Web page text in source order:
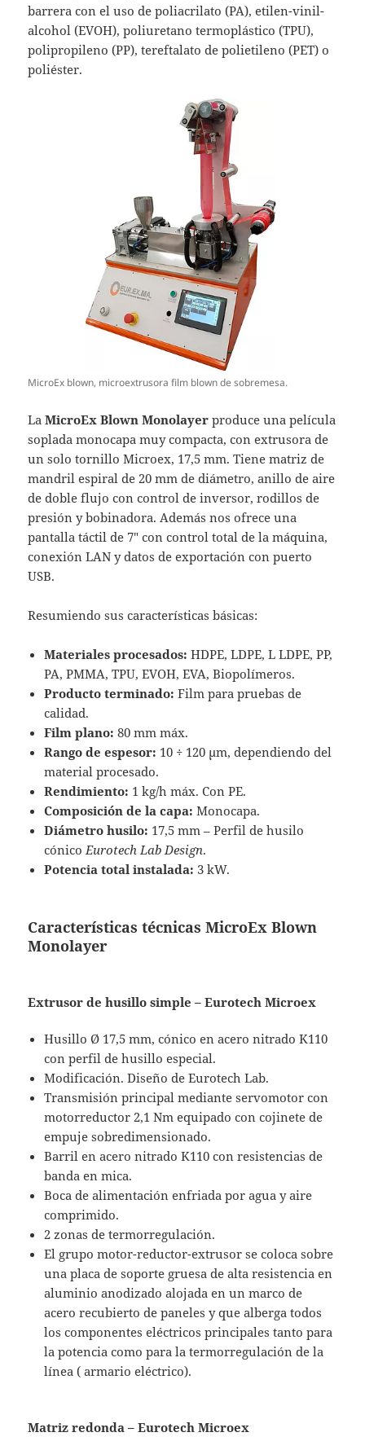
barrera con el uso de poliacrilato (PA), etilen-vinil-
alcohol (EVOH), poliuretano termoplástico (TPU),
polipropileno (PP), tereftalato de polietileno (PET) o
poliéster.
MicroEx blown, microextrusora film blown de sobremesa.
LaMicroEx Blown Monolayer produce una película
soplada monocapa muy compacta, con extrusora de
un solo tornillo Microex, 17,5 mm. Tiene matriz de
mandril espiral de 20 mm de diámetro, anillo de aire
de doble flujo con control de inversor, rodillos de
presión y bobinadora. Además nos ofrece una
pantalla táctil de 7″ con control total de la máquina,
conexión LAN y datos de exportación con puerto
USB.
Resumiendo sus características básicas:
Materiales procesados: HDPE, LDPE, L LDPE, PP,
PA, PMMA, TPU, EVOH, EVA,Biopolímeros.
Producto terminado: Film para pruebas de
calidad.
Film plano: 80 mm máx.
Rango de espesor: 10 ÷ 120 μm, dependiendo del
material procesado.
Rendimiento: 1 kg/h máx. Con PE.
Composición de la capa: Monocapa.
Diámetro husilo: 17,5 mm – Perfil de husilo
cónicoEurotech Lab Design.
Potencia total instalada: 3 kW.
Características técnicas MicroEx Blown
Monolayer
Extrusor de husillo simple – Eurotech Microex
Husillo Ø 17,5 mm, cónico en acero nitrado K110
con perfil de husillo especial.
Modificación. Diseño de Eurotech Lab.
Transmisión principal mediante servomotor con
motorreductor 2,1 Nm equipado con cojinete de
empuje sobredimensionado.
Barril en acero nitrado K110 con resistencias de
banda en mica.
Boca de alimentación enfriada por agua y aire
comprimido.
2 zonas de termorregulación.
El grupo motor-reductor-extrusor se coloca sobre
una placa de soporte gruesa de alta resistencia en
aluminio anodizado alojada en un marco de
acero recubierto de paneles y que alberga todos
los componentes eléctricos principales tanto para
la potencia como para la termorregulación de la
línea ( armario eléctrico).
Matriz redonda – Eurotech Microex